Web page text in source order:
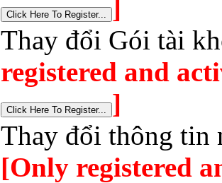
]
Thay đổi Gói tài
registered and
]
Thay đổi thông tin
[Only registered